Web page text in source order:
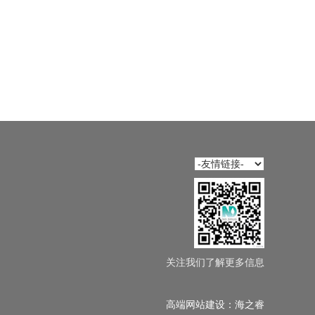
关注我们了解更多信息
高端网站建设 ： 海之睿